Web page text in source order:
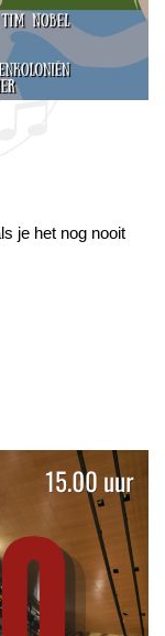
je het nog nooit